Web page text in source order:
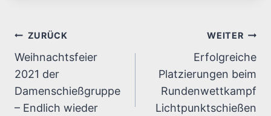
Beitragsnavigation
ZURÜCK
Weihnachtsfeier
2021 der
Damenschießgruppe
– Endlich wieder
WEITER
Erfolgreiche
Platzierungen beim
Rundenwettkampf
Lichtpunktschießen